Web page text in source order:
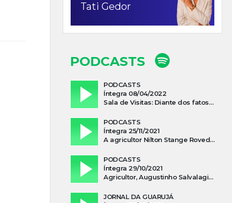
Tati Gedor
PODCASTS
PODCASTS
Íntegra 08/04/2022
Sala de Visitas: Diante dos fatos que influenciam a economia o que podemos esperar de 2022
PODCASTS
Íntegra 25/11/2021
A agricultor Nilton Stange Roveda, afirma ter recebido ajuda espiritual durante acidente
PODCASTS
Íntegra 29/10/2021
Agricultor, Augustinho Salvalagio, relata sobre aparição do Cavaleiro Negro no Rio das Furnas
JORNAL DA GUARUJÁ